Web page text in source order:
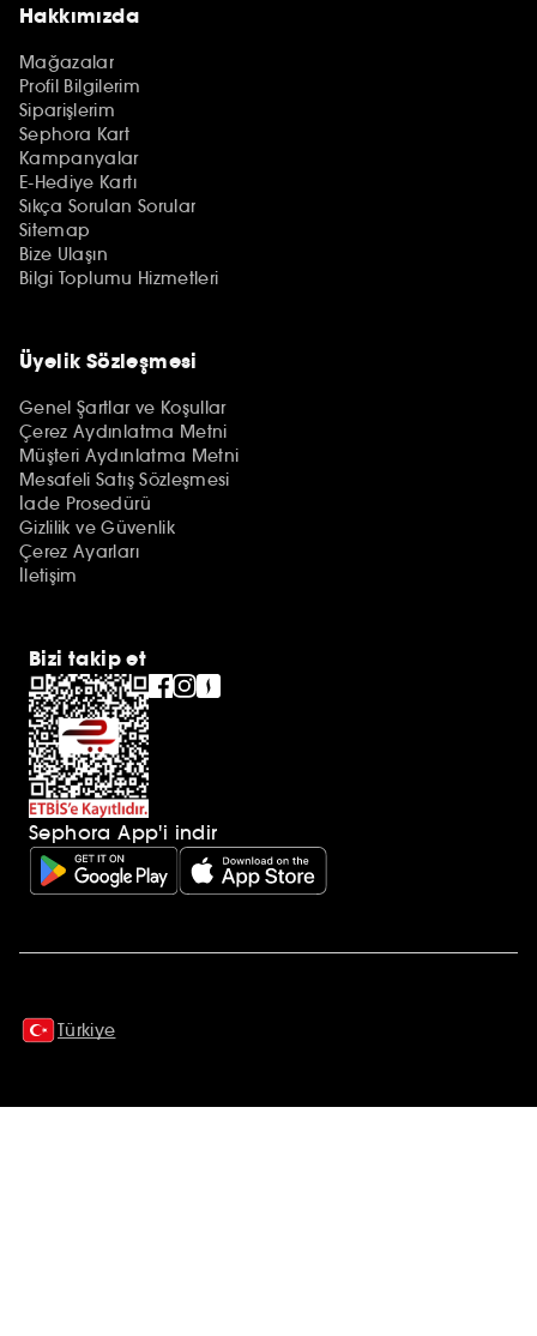
Hakkımızda
Mağazalar
Profil Bilgilerim
Siparişlerim
Sephora Kart
Kampanyalar
E-Hediye Kartı
Sıkça Sorulan Sorular
Sitemap
Bize Ulaşın
Bilgi Toplumu Hizmetleri
Üyelik Sözleşmesi
Genel Şartlar ve Koşullar
Çerez Aydınlatma Metni
Müşteri Aydınlatma Metni
Mesafeli Satış Sözleşmesi
İade Prosedürü
Gizlilik ve Güvenlik
Çerez Ayarları
İletişim
Bizi takip et
Sephora App'i indir
Türkiye